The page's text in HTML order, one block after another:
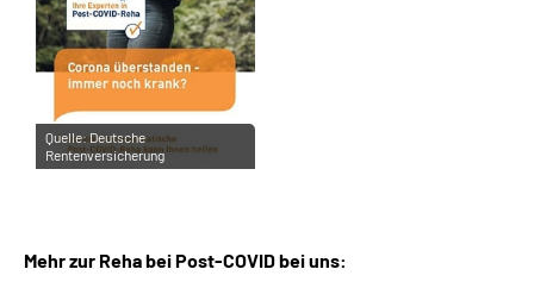
Quelle:Deutsche
Rentenversicherung
Mehr zur Reha bei Post-COVID bei uns: